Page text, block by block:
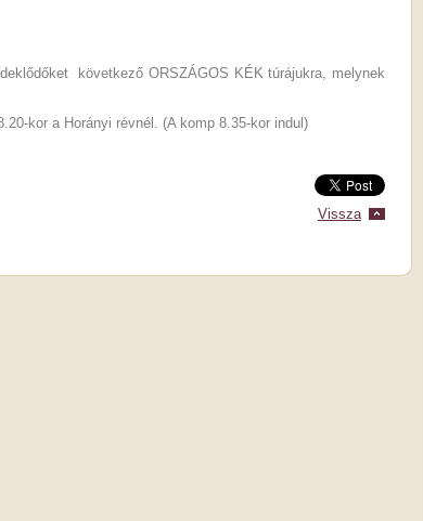
következő ORSZÁGOS KÉK túrájukra, melynek
kor a Horányi révnél. (A komp 8.35-kor indul)
Vissza